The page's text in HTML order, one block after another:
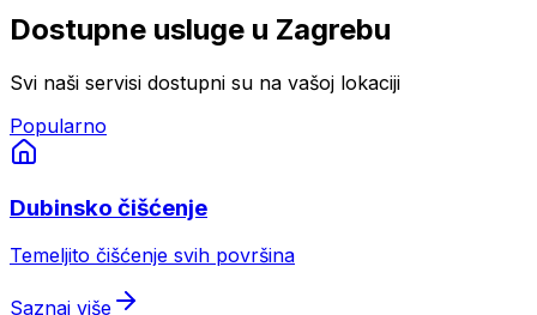
Dostupne usluge u Zagrebu
Svi naši servisi dostupni su na vašoj lokaciji
Popularno
Dubinsko čišćenje
Temeljito čišćenje svih površina
Saznaj više